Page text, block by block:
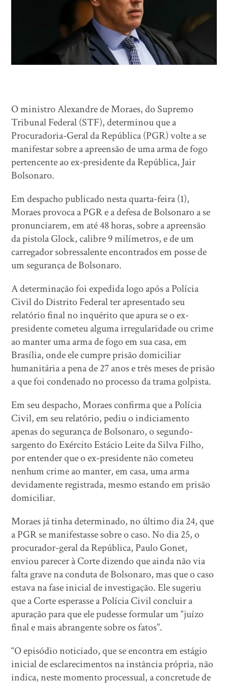
O ministro Alexandre de Moraes, do Supremo
Tribunal Federal (STF), determinou que a
Procuradoria-Geral da República (PGR) volte a se
manifestar sobre a apreensão de uma arma de fogo
pertencente ao ex-presidente da República, Jair
Bolsonaro.
Em despacho publicado nesta quarta-feira (1),
Moraes provoca a PGR e a defesa de Bolsonaro a se
pronunciarem, em até 48 horas, sobre a apreensão
da pistola Glock, calibre 9 milímetros, e de um
carregador sobressalente encontrados em posse de
um segurança de Bolsonaro.
A determinação foi expedida logo após a Polícia
Civil do Distrito Federal ter apresentado seu
relatório final no inquérito que apura se o ex-
presidente cometeu alguma irregularidade ou crime
ao manter uma arma de fogo em sua casa, em
Brasília, onde ele cumpre prisão domiciliar
humanitária a pena de 27 anos e três meses de prisão
a que foi condenado no processo da trama golpista.
Em seu despacho, Moraes confirma que a Polícia
Civil, em seu relatório, pediu o indiciamento
apenas do segurança de Bolsonaro, o segundo-
sargento do Exército Estácio Leite da Silva Filho,
por entender que o ex-presidente não cometeu
nenhum crime ao manter, em casa, uma arma
devidamente registrada, mesmo estando em prisão
domiciliar.
Moraes já tinha determinado, no último dia 24, que
a PGR se manifestasse sobre o caso. No dia 25, o
procurador-geral da República, Paulo Gonet,
enviou parecer à Corte dizendo que ainda não via
falta grave na conduta de Bolsonaro, mas que o caso
estava na fase inicial de investigação. Ele sugeriu
que a Corte esperasse a Polícia Civil concluir a
apuração para que ele pudesse formular um “juízo
final e mais abrangente sobre os fatos”.
“O episódio noticiado, que se encontra em estágio
inicial de esclarecimentos na instância própria, não
indica, neste momento processual, a concretude de